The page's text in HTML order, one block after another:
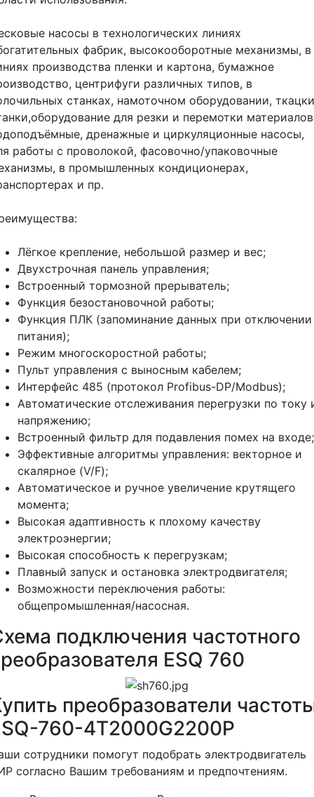
насосы в технологических линиях
фабрик, высокооборотные механизмы, в
производства пленки и картона, бумажное
центрифуги различных типов, в
станках, намоточном оборудовании,
для резки и перемотки
дренажные и циркуляционные насосы,
работы с проволокой, фасовочно/упаковочные
в промышленных кондиционерах,
и пр.
Лёгкое крепление, небольшой размер и вес;
Двухстрочная панель управления;
Встроенный тормозной прерыватель;
Функция безостановочной работы;
Функция ПЛК (запоминание данных при отключении
питания);
Режим многоскоростной работы;
Пульт управления с выносным кабелем;
Интерфейс 485 (протокол Profibus-DP/Modbus);
Автоматические отслеживания перегрузки по току
напряжению;
Встроенный фильтр для подавления помех на входе;
Эффективные алгоритмы управления: векторное и
скалярное (V/F);
Автоматическое и ручное увеличение крутящего
момента;
Высокая адаптивность к плохому качеству
электроэнергии;
Высокая способность к перегрузкам;
Плавный запуск и остановка электродвигателя;
Возможности переключения работы:
общепромышленная/насосная.
подключения частотного
ESQ 760
преобразователи
760-4T2000G2200P
сотрудники помогут подобрать электродвигатель
согласно Вашим требованиям и предпочтениям.